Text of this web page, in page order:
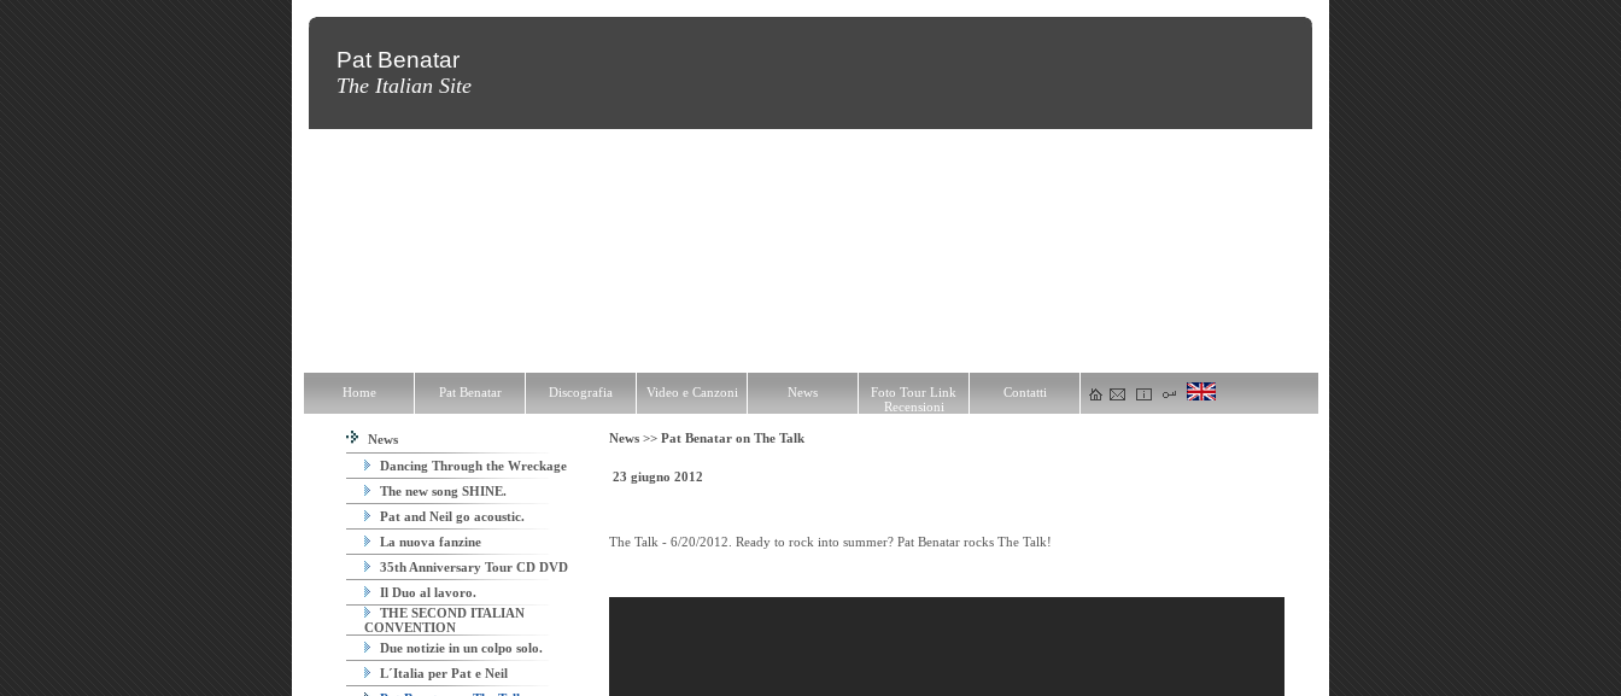
Pat Benatar
The Italian Site
News
Dancing Through the Wreckage
The new song SHINE.
Pat and Neil go acoustic.
La nuova fanzine
35th Anniversary Tour CD DVD
Il Duo al lavoro.
THE SECOND ITALIAN
CONVENTION
Due notizie in un colpo solo.
L´Italia per Pat e Neil
News >> Pat Benatar on The Talk
23 giugno 2012
The Talk - 6/20/2012. Ready to rock into summer? Pat Benatar rocks The Talk!
Home Pat Benatar Discografia Video e Canzoni News
Foto Tour Link
Recensioni
Contatti